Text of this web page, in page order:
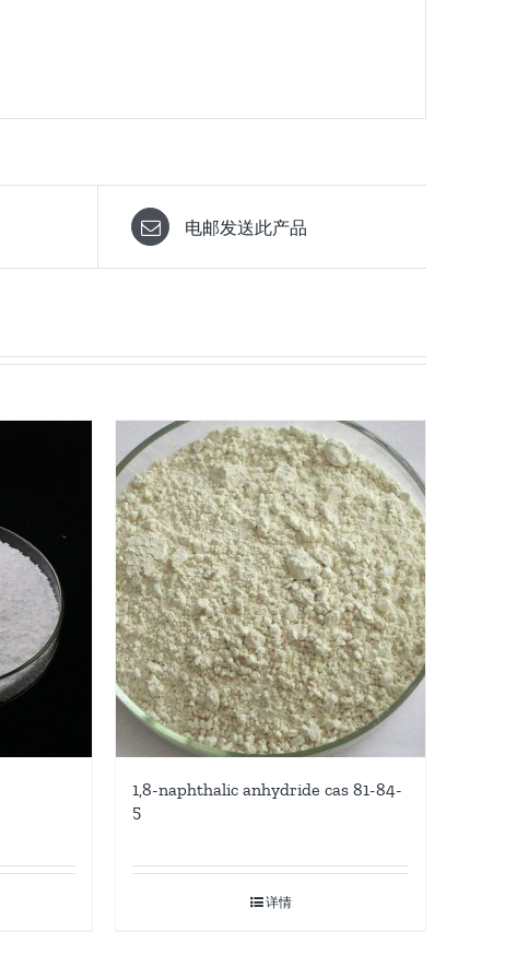
电邮发送此产品
1,8-naphthalic anhydride cas 81-84-
5
详情